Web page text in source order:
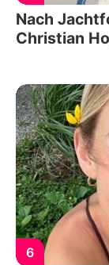
Nach
Christian
6